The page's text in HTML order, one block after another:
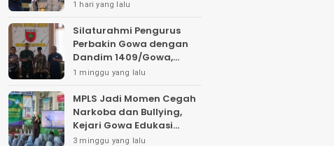
1 hari yang lalu
Silaturahmi Pengurus
Perbakin Gowa dengan
Dandim 1409/Gowa,
Bahas Pengembangan
Pembinaan Atlet
1 minggu yang lalu
MPLS Jadi Momen Cegah
Narkoba dan Bullying,
Kejari Gowa Edukasi
Pelajar Sejak Dini
3 minggu yang lalu